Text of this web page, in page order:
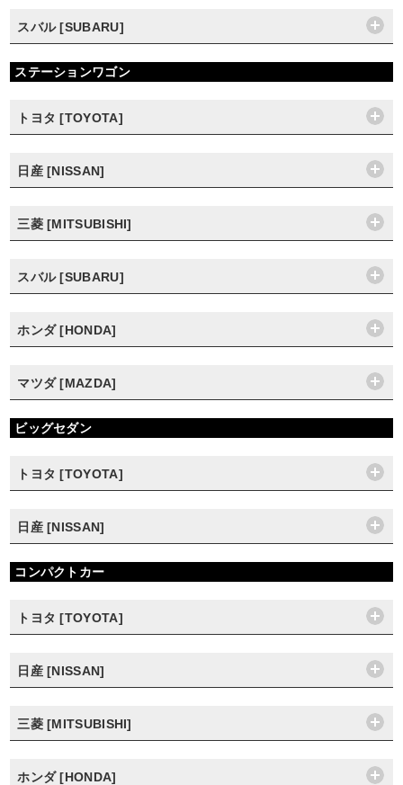
スバル [SUBARU]
ステーションワゴン
トヨタ [TOYOTA]
日産 [NISSAN]
三菱 [MITSUBISHI]
スバル [SUBARU]
ホンダ [HONDA]
マツダ [MAZDA]
ビッグセダン
トヨタ [TOYOTA]
日産 [NISSAN]
コンパクトカー
トヨタ [TOYOTA]
日産 [NISSAN]
三菱 [MITSUBISHI]
ホンダ [HONDA]